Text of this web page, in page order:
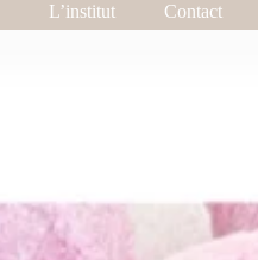
L’institut Contact